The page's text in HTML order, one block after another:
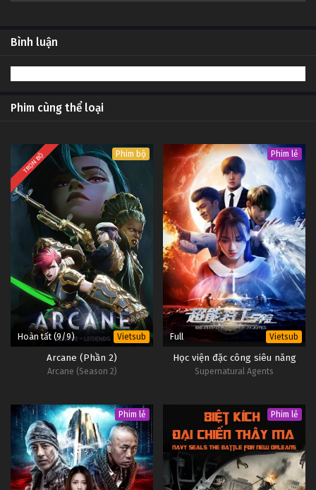
Tập 12
Đêm Định Mệnh: Vô Hạn Kiếm Giới Tập 11
Tập 11
Đêm Định Mệnh: Vô Hạn Kiếm Giới Tập 10
Tập 10
Đêm Định Mệnh: Vô Hạn Kiếm Giới Tập 9
Tập 9
Đêm Định Mệnh: Vô Hạn Kiếm Giới Tập 8
Tập 8
Đêm Định Mệnh: Vô Hạn Kiếm Giới Tập 7
Đêm Định Mệnh: Vô Hạn Kiếm Giới Tập 6
Tập 6
Đêm Định Mệnh: Vô Hạn Kiếm Giới Tập 5
Bình luận
Phim cùng thể loại
TRỌN BỘ Phim bộ
Hoàn tất (9/9) Vietsub
Arcane (Phần 2)
Arcane (Season 2)
Phim lẻ
Full Vietsub
Học viện đặc công siêu năng
Supernatural Agents
Phim lẻ Phim lẻ